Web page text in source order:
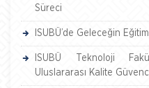
Süreci
ISUBÜ’de Geleceğin
ISUBÜ Teknoloji
Uluslararası Kalite